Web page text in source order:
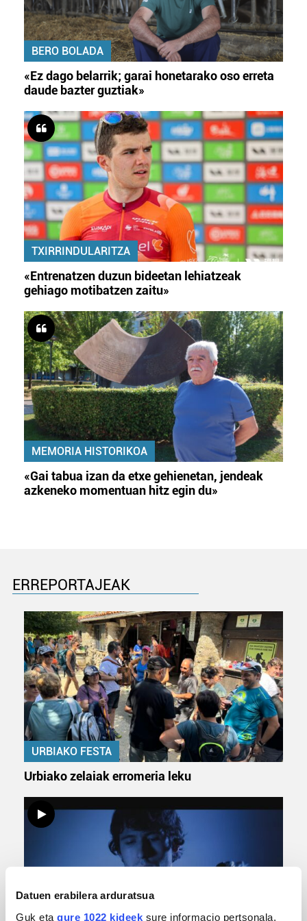
Datuen erabilera arduratsua
Guk eta gure 1022 kideek sure informacio pertsonala,
BERO BOLADA
«Ez dago belarrik; garai honetarako oso erreta
daude bazter guztiak»
TXIRRINDULARITZA
«Entrenatzen duzun bideetan lehiatzeak
gehiago motibatzen zaitu»
MEMORIA HISTORIKOA
«Gai tabua izan da etxe gehienetan, jendeak
azkeneko momentuan hitz egin du»
ERREPORTAJEAK
URBIAKO FESTA
Urbiako zelaiak erromeria leku